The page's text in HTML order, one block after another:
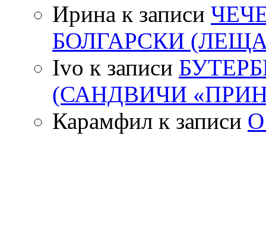
Ирина к записи
БОЛГАРСКИ
Ivo к записи
(САНДВИЧИ
Карамфил к записи